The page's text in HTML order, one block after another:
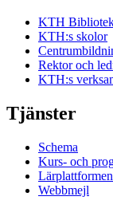
KTH
KTH:s skolor
Rektor och
KTH:s
Tjänster
Schema
Kurs- och
Webbmejl